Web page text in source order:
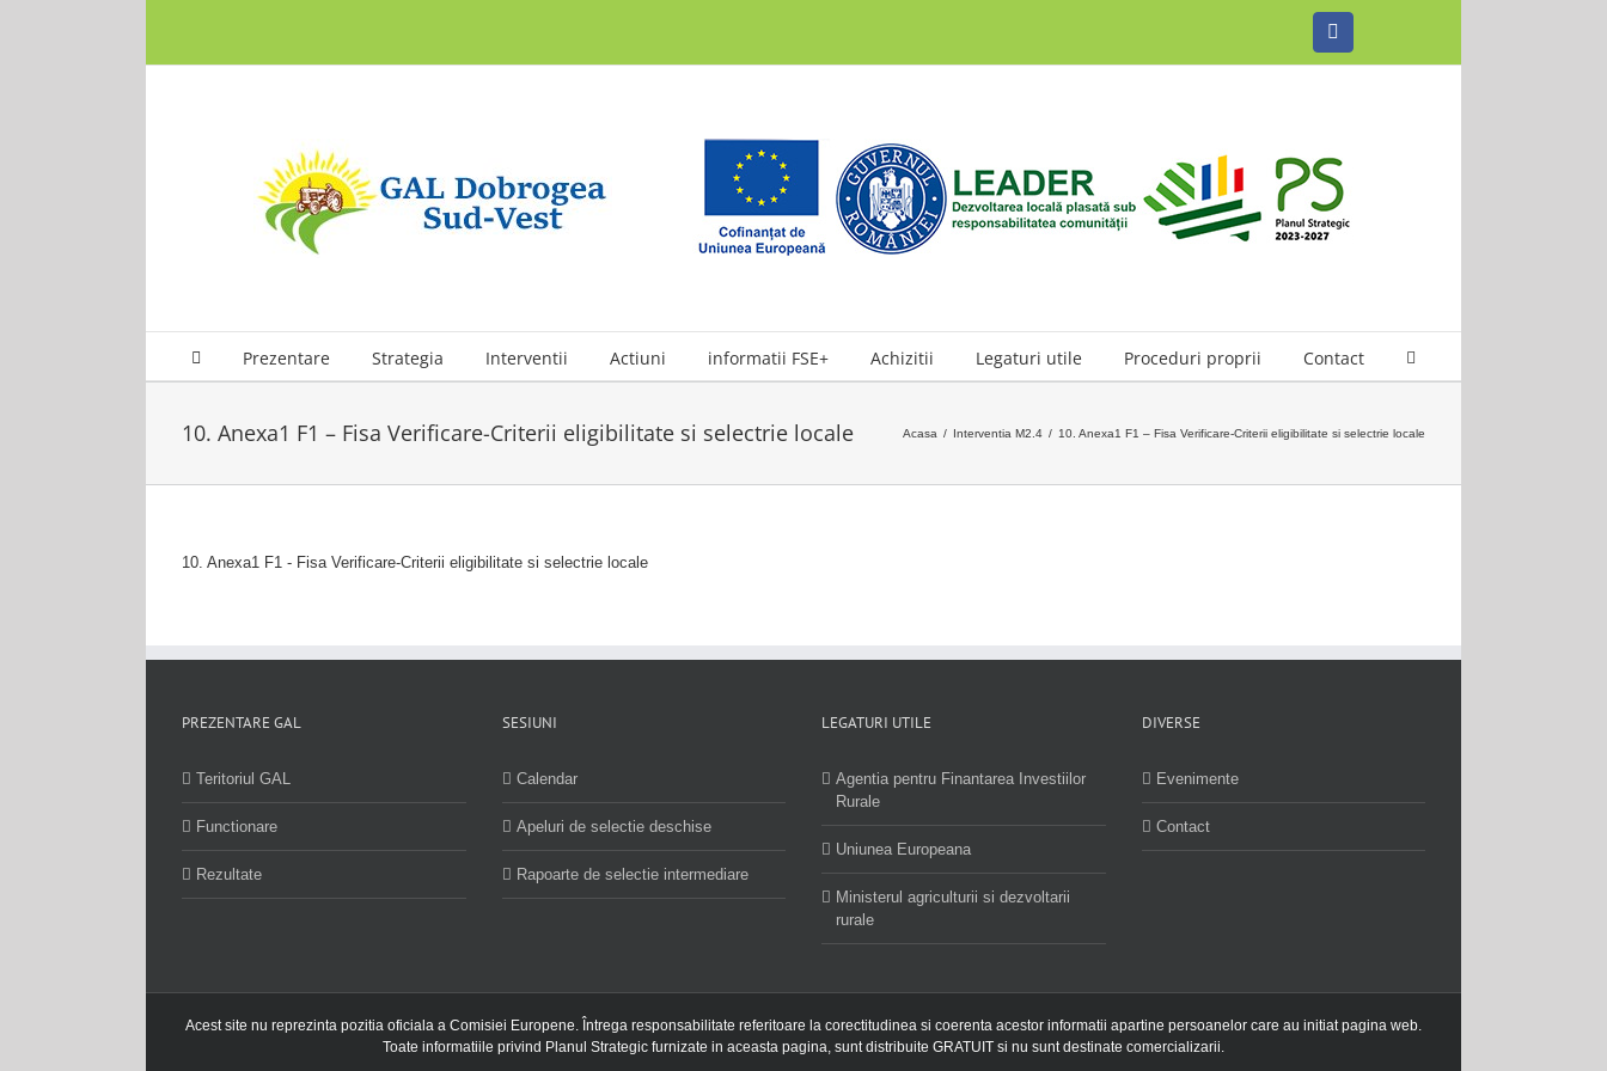
Prezentare Strategia Interventii Actiuni informatii FSE+ Achizitii Legaturi utile Proceduri proprii Contact
10. Anexa1 F1 – Fisa Verificare-Criterii eligibilitate si selectrie locale Acasa / Interventia M2.4 / 10. Anexa1 F1 – Fisa Verificare-Criterii eligibilitate si selectrie locale
10. Anexa1 F1 - Fisa Verificare-Criterii eligibilitate si selectrie locale
PREZENTARE GAL
Teritoriul GAL
Functionare
Rezultate
SESIUNI
Calendar
Apeluri de selectie deschise
Rapoarte de selectie intermediare
LEGATURI UTILE
Agentia pentru Finantarea Investiilor
Rurale
Uniunea Europeana
Ministerul agriculturii si dezvoltarii
rurale
DIVERSE
Evenimente
Contact
Acest site nu reprezinta pozitia oficiala a Comisiei Europene. Întrega responsabilitate referitoare la corectitudinea si coerenta acestor informatii apartine persoanelor care au initiat pagina web.
Toate informatiile privind Planul Strategic furnizate in aceasta pagina, sunt distribuite GRATUIT si nu sunt destinate comercializarii.